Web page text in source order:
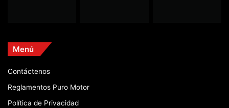
Menú
Contáctenos
Reglamentos Puro Motor
Política de Privacidad